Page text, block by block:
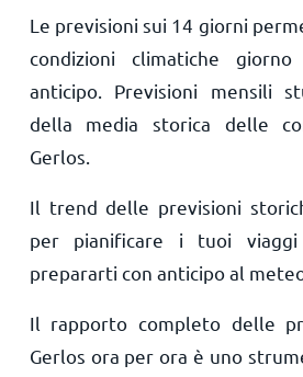
Le previsioni sui 14 giorni
condizioni climatiche
anticipo. Previsioni mensili
della media storica delle
Gerlos.
Il trend delle previsioni
per pianificare i tuoi
prepararti con anticipo al
Il rapporto completo delle
Gerlos ora per ora è uno